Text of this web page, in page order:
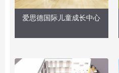
爱思德国际儿童成长中心